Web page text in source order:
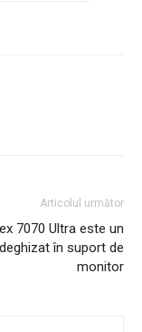
Articolul următor
7070 Ultra este un
în suport de
monitor